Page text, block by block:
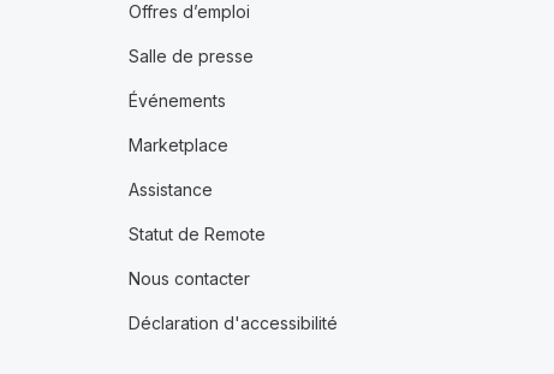
Offres d’emploi
Salle de presse
Événements
Marketplace
Assistance
Statut de Remote
Nous contacter
Déclaration d'accessibilité